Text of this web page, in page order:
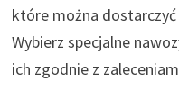
które można
Wybierz specjalne
ich zgodnie z